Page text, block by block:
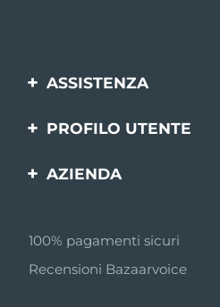
ASSISTENZA
Contattaci
batteria
PROFILO UTENTE
prodotto
AZIENDA
Affiliazione
Notizie di affiliazione
100% pagamenti sicuri
Recensioni Bazaarvoice